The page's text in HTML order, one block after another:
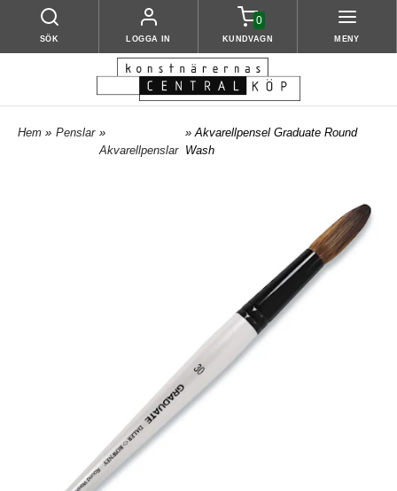
SÖK LOGGA IN
0
KUNDVAGN MENY
Hem » Penslar »
Akvarellpenslar
» Akvarellpensel Graduate Round
Wash